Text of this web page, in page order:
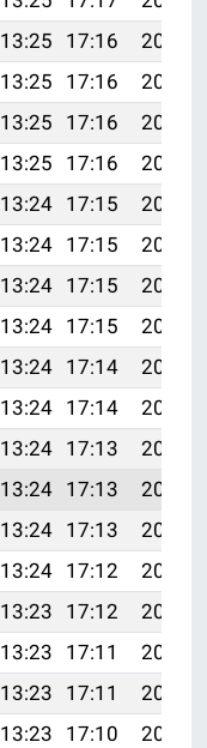
13:25 17:16
20:36
13:25 17:16
20:35
13:25 17:16
20:34
13:25 17:16
20:34
13:24 17:15
20:33
13:24 17:15
20:32
13:24 17:15
20:31
13:24 17:15
20:30
13:24 17:14
20:29
13:24 17:14
20:27
13:24 17:13
20:26
13:24 17:13
20:25
13:24 17:13
20:24
13:24 17:12
20:23
13:23 17:12
20:22
13:23 17:11
20:21
13:23 17:11
20:19
13:23 17:10
20:18